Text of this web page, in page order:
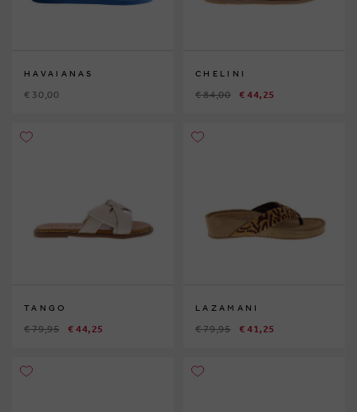
HAVAIANAS
€ 30,00
CHELINI
€ 84,00 € 44,25
TANGO
€ 79,95 € 44,25
LAZAMANI
€ 79,95 € 41,25